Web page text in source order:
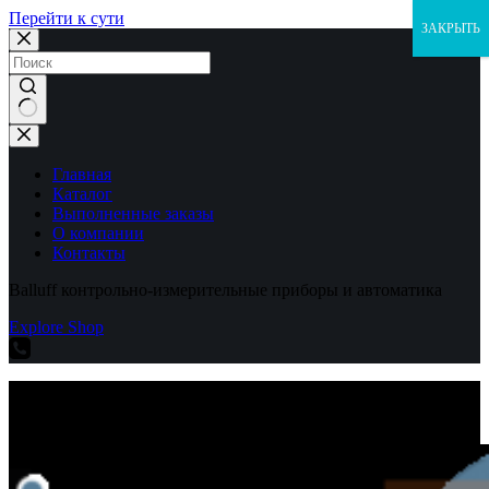
Перейти к сути
Ничего
не
найденоГлавная
Каталог
Выполненные заказы
О компании
Контакты
Balluff контрольно-измерительные приборы и автоматика
Explore Shop
ЗАКРЫТЬ